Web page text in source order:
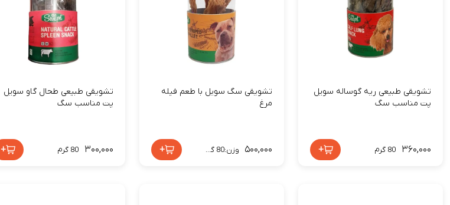
تشویقی طبیعی ریه گوساله سویل
پت مناسب سگ
۳۶۰,۰۰۰ 80 گرم +
تشویقی سگ سویل با طعم فیله
مرغ
۵۰۰,۰۰۰ وزن:80 گرم +
تشویقی طبیعی طحال گاو سویل
پت مناسب سگ
۳۰۰,۰۰۰ 80 گرم +